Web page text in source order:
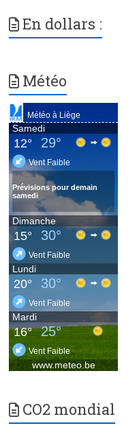
En dollars :
Météo
CO2 mondial